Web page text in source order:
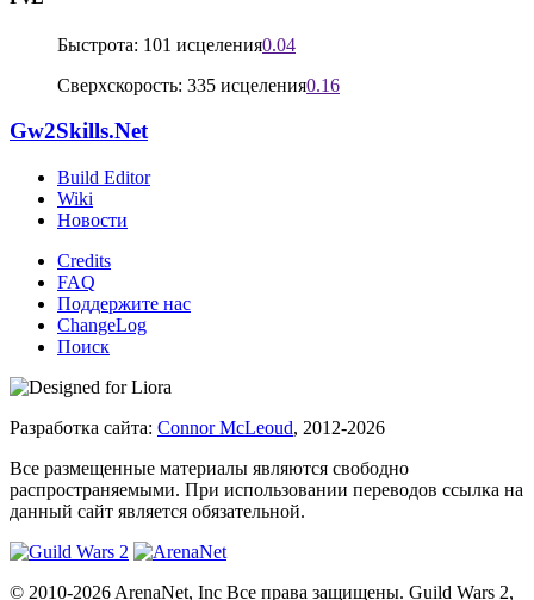
Быстрота: 101 исцеления0.04
Сверхскорость: 335 исцеления0.16
Gw2Skills.Net
Build Editor
Wiki
Новости
Credits
FAQ
Поддержите нас
ChangeLog
Поиск
Разработка сайта: Connor McLeoud, 2012-2026
Все размещенные материалы являются свободно
распространяемыми. При использовании переводов ссылка на
данный сайт является обязательной.
© 2010-2026 ArenaNet, Inc Все права защищены. Guild Wars 2,